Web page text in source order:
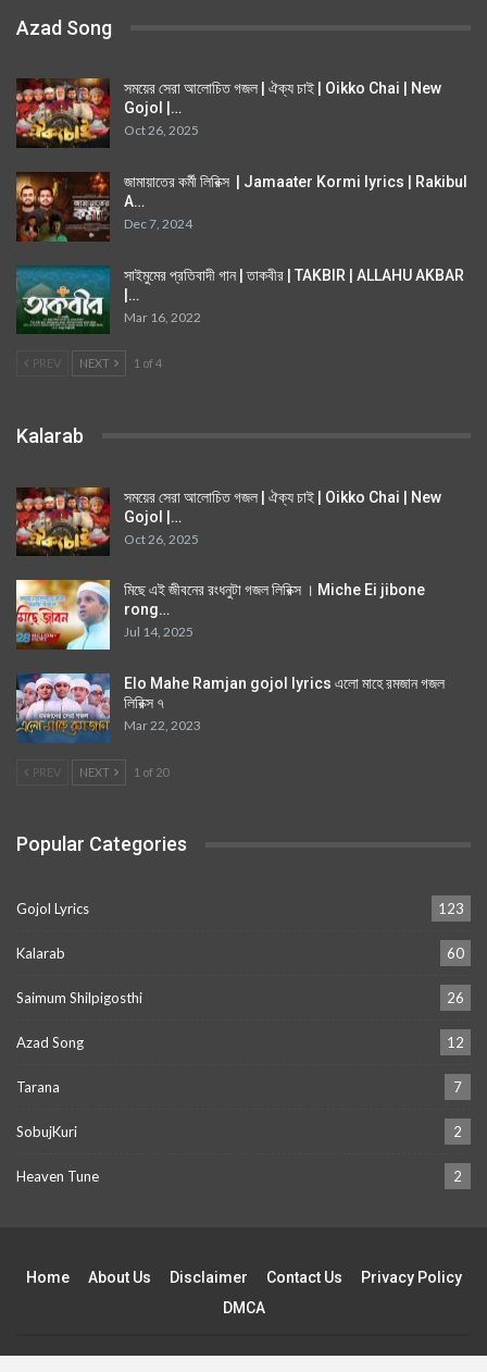
Azad Song
সময়ের সেরা আলোচিত গজল | ঐক্য চাই | Oikko Chai | New
Gojol |…
Oct 26, 2025
জামায়াতের কর্মী লিরিক্স | Jamaater Kormi lyrics | Rakibul
A…
Dec 7, 2024
সাইমুমের প্রতিবাদী গান | তাকবীর | TAKBIR | ALLAHU AKBAR
|…
Mar 16, 2022
PREV NEXT 1 of 4
Kalarab
সময়ের সেরা আলোচিত গজল | ঐক্য চাই | Oikko Chai | New
Gojol |…
Oct 26, 2025
মিছে এই জীবনের রংধনুটা গজল লিরিক্স । Miche Ei jibone
rong…
Jul 14, 2025
Elo Mahe Ramjan gojol lyrics এলো মাহে রমজান গজল
লিরিক্স ৭
Mar 22, 2023
PREV NEXT 1 of 20
Popular Categories
Gojol Lyrics 123
Kalarab 60
Saimum Shilpigosthi 26
Azad Song 12
Tarana 7
SobujKuri 2
Heaven Tune 2
Home About Us Disclaimer Contact Us
Privacy Policy
DMCA